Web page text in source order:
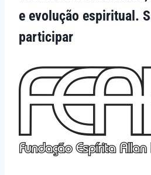
e evolução espiritual.
participar